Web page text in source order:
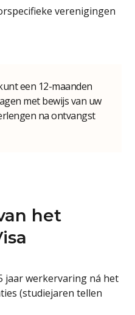
verenigingen
een 12-maanden
met bewijs van uw
na ontvangst
het
jaar werkervaring ná het
(studiejaren tellen